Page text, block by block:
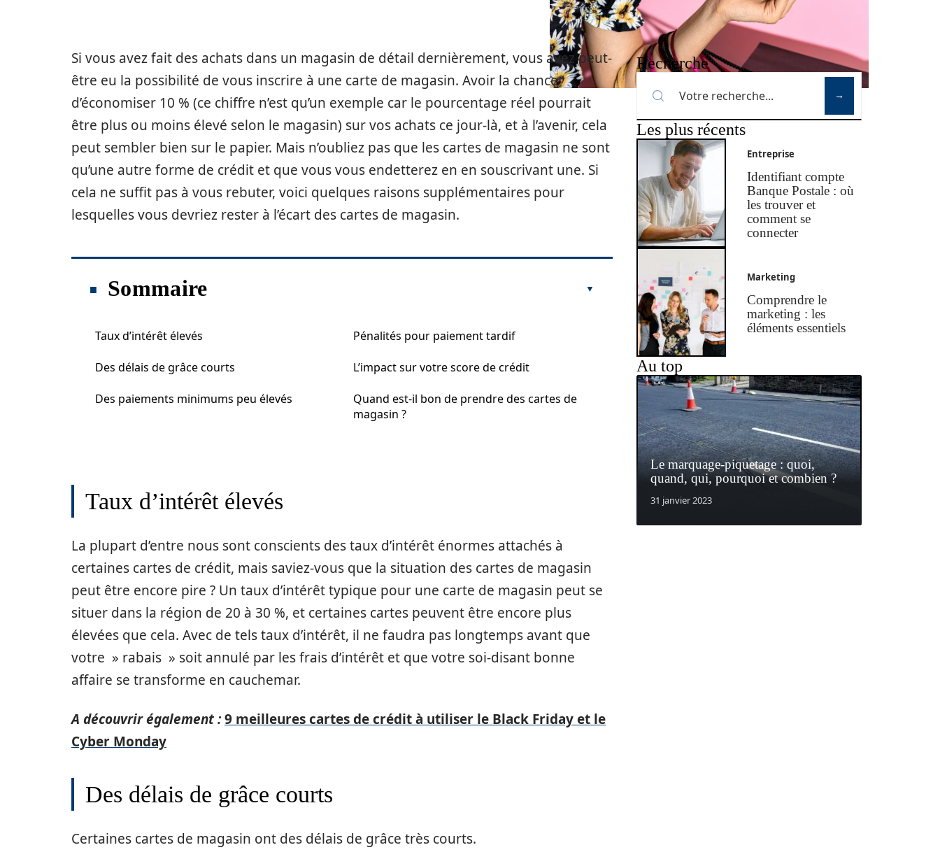
Si vous avez fait des achats dans un magasin de détail dernièrement, vous avez peut-
être eu la possibilité de vous inscrire à une carte de magasin. Avoir la chance
d’économiser 10 % (ce chiffre n’est qu’un exemple car le pourcentage réel pourrait
être plus ou moins élevé selon le magasin) sur vos achats ce jour-là, et à l’avenir, cela
peut sembler bien sur le papier. Mais n’oubliez pas que les cartes de magasin ne sont
qu’une autre forme de crédit et que vous vous endetterez en en souscrivant une. Si
cela ne suffit pas à vous rebuter, voici quelques raisons supplémentaires pour
lesquelles vous devriez rester à l’écart des cartes de magasin.
Sommaire
Taux d’intérêt élevés
Des délais de grâce courts
Des paiements minimums peu élevés
Pénalités pour paiement tardif
L’impact sur votre score de crédit
Quand est-il bon de prendre des cartes de
magasin ?
Taux d’intérêt élevés
La plupart d’entre nous sont conscients des taux d’intérêt énormes attachés à
certaines cartes de crédit, mais saviez-vous que la situation des cartes de magasin
peut être encore pire ? Un taux d’intérêt typique pour une carte de magasin peut se
situer dans la région de 20 à 30 %, et certaines cartes peuvent être encore plus
élevées que cela. Avec de tels taux d’intérêt, il ne faudra pas longtemps avant que
votre » rabais » soit annulé par les frais d’intérêt et que votre soi-disant bonne
affaire se transforme en cauchemar.
A découvrir également :9 meilleures cartes de crédit à utiliser le Black Friday et le
Cyber Monday
Des délais de grâce courts
Certaines cartes de magasin ont des délais de grâce très courts.
Recherche
Les plus récents
Entreprise
Identifiant compte
Banque Postale : où
les trouver et
comment se
connecter
Marketing
Comprendre le
marketing : les
éléments essentiels
Au top
Le marquage-piquetage : quoi,
quand, qui, pourquoi et combien ?
31 janvier 2023